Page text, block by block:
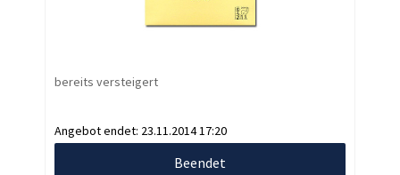
bereits versteigert
Angebot endet: 23.11.2014 17:20
Beendet